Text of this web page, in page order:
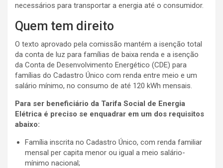
necessários para transportar a energia até o consumidor.
Quem tem direito
O texto aprovado pela comissão mantém a isenção total
da conta de luz para famílias de baixa renda e a isenção
da Conta de Desenvolvimento Energético (CDE) para
famílias do Cadastro Único com renda entre meio e um
salário mínimo, no consumo de até 120 kWh mensais.
Para ser beneficiário da Tarifa Social de Energia
Elétrica é preciso se enquadrar em um dos requisitos
abaixo:
Família inscrita no Cadastro Único, com renda familiar
mensal per capita menor ou igual a meio salário-
mínimo nacional;